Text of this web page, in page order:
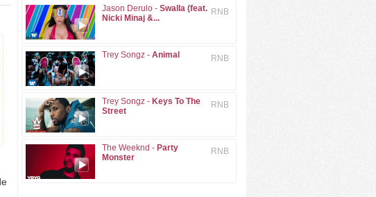
RNB
Jason Derulo - Swalla (feat.
Nicki Minaj &...
RNB
Trey Songz - Animal
RNB
Trey Songz - Keys To The
Street
RNB
The Weeknd - Party
Monster